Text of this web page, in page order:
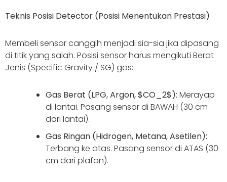
Teknis Posisi Detector (Posisi Menentukan Prestasi)
Membeli sensor canggih menjadi sia-sia jika dipasang
di titik yang salah. Posisi sensor harus mengikuti Berat
Jenis (Specific Gravity / SG) gas:
Gas Berat (LPG, Argon, $CO_2$): Merayap
di lantai. Pasang sensor di BAWAH (30 cm
dari lantai).
Gas Ringan (Hidrogen, Metana, Asetilen):
Terbang ke atas. Pasang sensor di ATAS (30
cm dari plafon).